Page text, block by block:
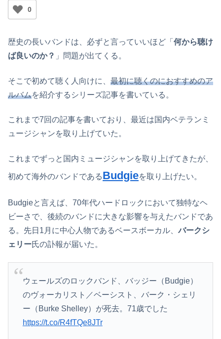
0
歴史の長いバンドは、必ずと言っていいほど「 何から聴け
ば良いのか？ 」問題が出てくる。
そこで初めて聴く人向けに、 最初に聴くのにおすすめのア
ルバムを紹介するシリーズ記事を書いている。
これまで7回の記事を書いており、最近は国内ベテランミ
ュージシャンを取り上げていた。
これまでずっと国内ミュージシャンを取り上げてきたが、
初めて海外のバンドであるBudgieを取り上げたい。
Budgieと言えば、70年代ハードロックにおいて独特なヘ
ビーさで、後続のバンドに大きな影響を与えたバンドであ
る。先日1月に中心人物であるベースボーカル、バークシ
ェリー氏の訃報が届いた。
ウェールズのロックバンド、バッジー（Budgie）
のヴォーカリスト／ベーシスト、バーク・シェリ
ー（Burke Shelley）が死去。71歳でした
https://t.co/R4fTQe8JTr